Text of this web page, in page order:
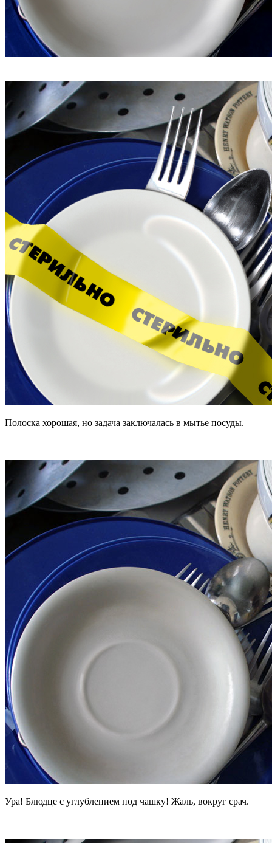
Полоска хорошая, но задача заключалась в мытье посуды.
Ура! Блюдце с углублением под чашку! Жаль, вокруг срач.